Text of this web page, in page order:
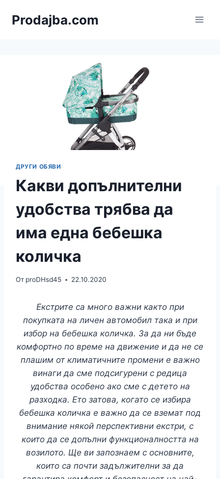
съдържанието
Prodajba.com
ДРУГИ ОБЯВИ
Какви допълнителни
удобства трябва да
има една бебешка
количка
От proDHsd45 22.10.2020
Екстрите са много важни както при
покупката на личен автомобил така и при
избор на бебешка количка. За да ни бъде
комфортно по време на движение и да не се
плашим от климатичните промени е важно
винаги да сме подсигурени с редица
удобства особено ако сме с детето на
разходка. Ето затова, когато се избира
бебешка количка е важно да се вземат под
внимание някой перспективни екстри, с
които да се допълни функционалността на
возилото. Ще ви запознаем с основните,
които са почти задължителни за да